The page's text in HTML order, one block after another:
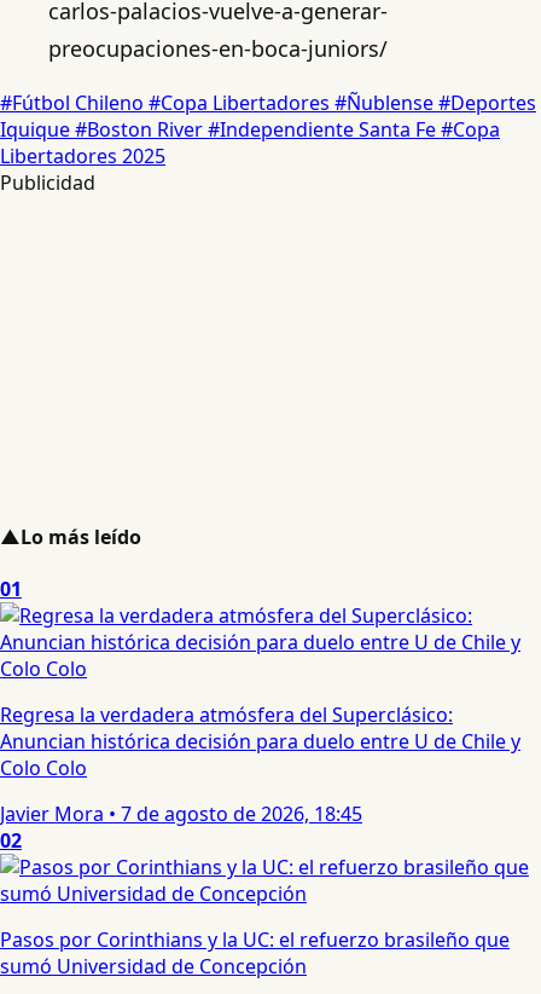
carlos-palacios-vuelve-a-generar-
preocupaciones-en-boca-juniors/
#Fútbol Chileno #Copa Libertadores #Ñublense#Deportes
Iquique#Boston River#Independiente Santa Fe#Copa
Libertadores 2025
Publicidad
▲Lo más leído
01
Regresa la verdadera atmósfera del Superclásico:
Anuncian histórica decisión para duelo entre U de Chile y
Colo Colo
Javier Mora • 7 de agosto de 2026, 18:45
02
Pasos por Corinthians y la UC: el refuerzo brasileño que
sumó Universidad de Concepción